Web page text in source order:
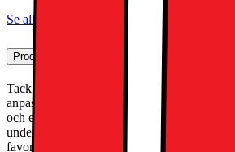
Se alla specifikationer
Produktbeskrivning
Tack vare 4K HDR, uppgraderad α7 AI
anpassningsbar webOS ger UA75 en skarp
och enkel streaming i en tunn design. En
underhållning, nu kompatibel med Magic
favoritfunktioner från Smart Home.